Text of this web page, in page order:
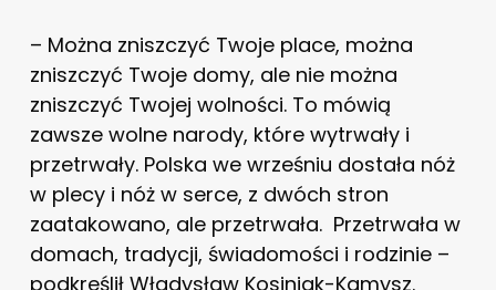
– Można zniszczyć Twoje place, można
zniszczyć Twoje domy, ale nie można
zniszczyć Twojej wolności. To mówią
zawsze wolne narody, które wytrwały i
przetrwały. Polska we wrześniu dostała nóż
w plecy i nóż w serce, z dwóch stron
zaatakowano, ale przetrwała. Przetrwała w
domach, tradycji, świadomości i rodzinie –
podkreślił Władysław Kosiniak-Kamysz.